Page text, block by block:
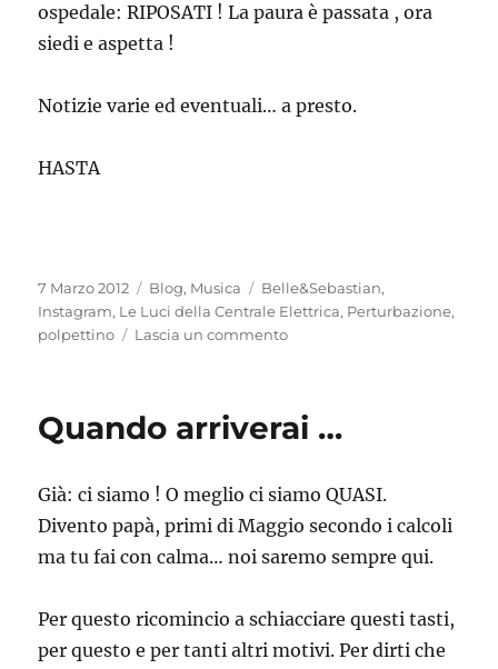
ospedale: RIPOSATI ! La paura è passata , ora
siedi e aspetta !
Notizie varie ed eventuali… a presto.
HASTA
Pubblicato
il
7 Marzo 2012 Categorie
Blog, Musica Tag
Belle&Sebastian,
Instagram, Le Luci della Centrale Elettrica, Perturbazione,
polpettino
Lascia un commentosu
di
sto
male
Quando arriverai …
Già: ci siamo ! O meglio ci siamo QUASI.
Divento papà, primi di Maggio secondo i calcoli
ma tu fai con calma… noi saremo sempre qui.
Per questo ricomincio a schiacciare questi tasti,
per questo e per tanti altri motivi. Per dirti che